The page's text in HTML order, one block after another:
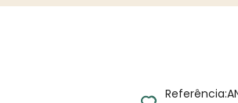
Referência: